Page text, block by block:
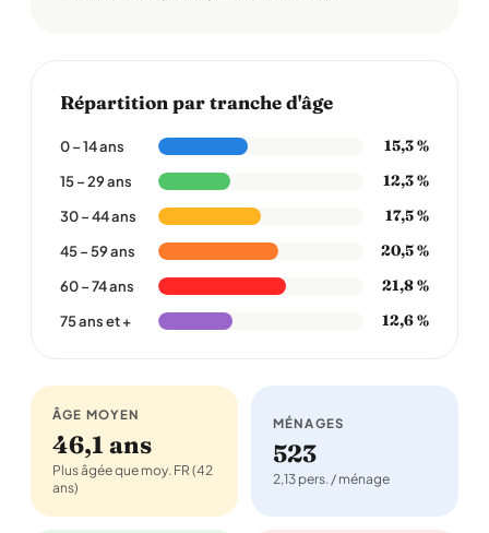
Répartition par tranche d'âge
0 – 14 ans 15,3 %
15 – 29 ans 12,3 %
30 – 44 ans 17,5 %
45 – 59 ans 20,5 %
60 – 74 ans 21,8 %
75 ans et + 12,6 %
ÂGE MOYEN
46,1 ans
Plus âgée que moy. FR (42
ans)
MÉNAGES
523
2,13 pers. / ménage